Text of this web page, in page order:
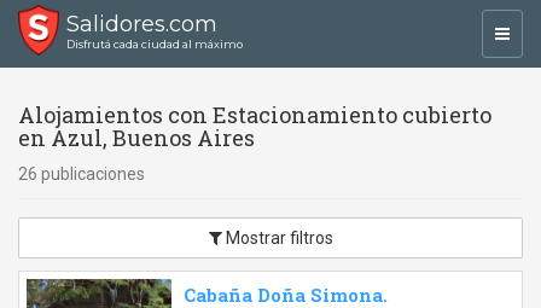
Salidores.com
Disfrutá cada ciudad al máximo
Alojamientos con Estacionamiento cubierto
en Azul, Buenos Aires
26 publicaciones
Mostrar filtros
Cabaña Doña Simona.